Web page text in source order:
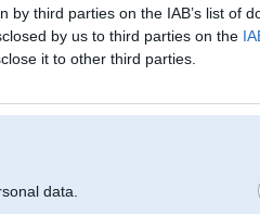
third parties on the IAB’s list of
by us to third parties on the
it to other third parties.
data.